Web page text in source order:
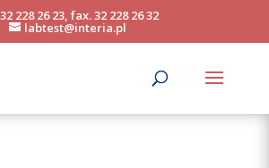
228 26 23, fax. 32 228 26 32
labtest@interia.pl